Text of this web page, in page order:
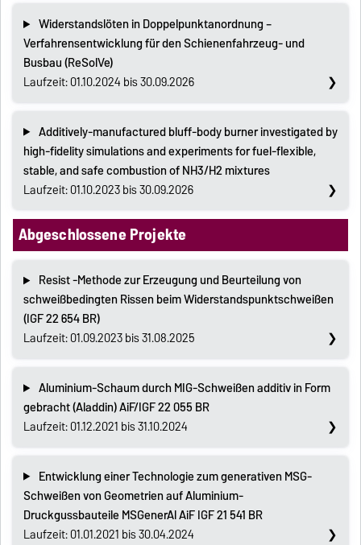
Widerstandslöten in Doppelpunktanordnung –
Verfahrensentwicklung für den Schienenfahrzeug- und
Busbau (ReSolVe)
Laufzeit: 01.10.2024 bis 30.09.2026
Additively-manufactured bluff-body burner investigated by
high-fidelity simulations and experiments for fuel-flexible,
stable, and safe combustion of NH3/H2 mixtures
Laufzeit: 01.10.2023 bis 30.09.2026
Abgeschlossene Projekte
Resist -Methode zur Erzeugung und Beurteilung von
schweißbedingten Rissen beim Widerstandspunktschweißen
(IGF 22 654 BR)
Laufzeit: 01.09.2023 bis 31.08.2025
Aluminium-Schaum durch MIG-Schweißen additiv in Form
gebracht (Aladdin) AiF/IGF 22 055 BR
Laufzeit: 01.12.2021 bis 31.10.2024
Entwicklung einer Technologie zum generativen MSG-
Schweißen von Geometrien auf Aluminium-
Druckgussbauteile MSGenerAl AiF IGF 21 541 BR
Laufzeit: 01.01.2021 bis 30.04.2024